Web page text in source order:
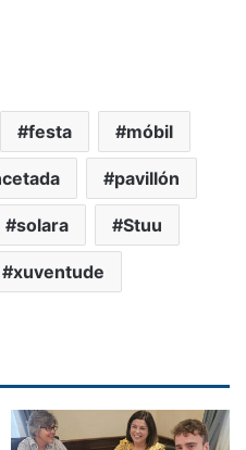
festa móbil
pavillón
solara Stuu
xuventude